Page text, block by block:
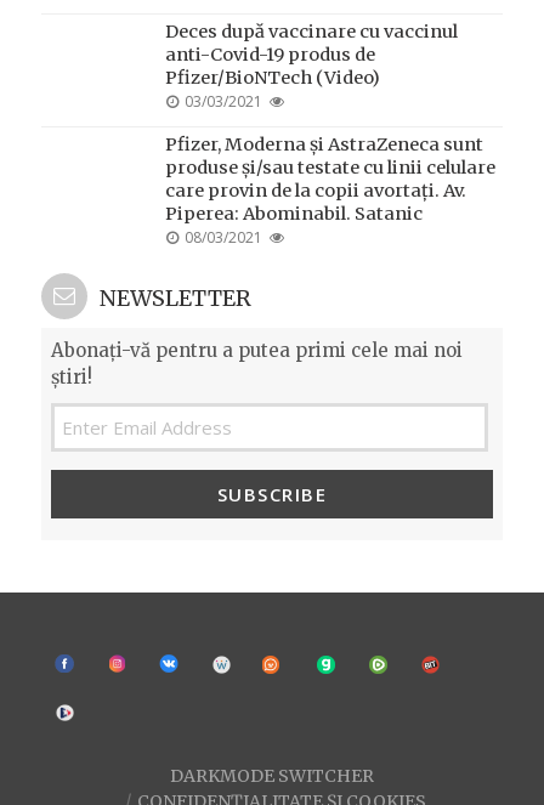
Deces după vaccinare cu vaccinul
anti-Covid-19 produs de
Pfizer/BioNTech (Video)
POSTED
03/03/2021
Pfizer, Moderna și AstraZeneca sunt
produse și/sau testate cu linii celulare
care provin de la copii avortați. Av.
Piperea: Abominabil. Satanic
POSTED
08/03/2021
NEWSLETTER
Abonați-vă pentru a putea primi cele mai noi
știri!
SUBSCRIBE
DARKMODE SWITCHER